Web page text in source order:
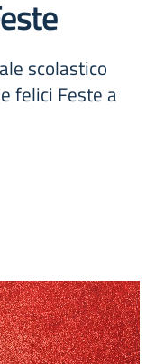
scolastico
felici Feste a